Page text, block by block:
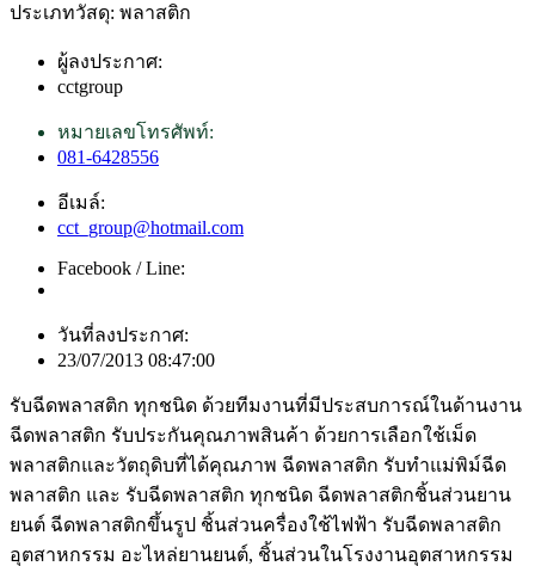
ประเภทวัสดุ: พลาสติก
ผู้ลงประกาศ:
cctgroup
หมายเลขโทรศัพท์:
081-6428556
อีเมล์:
cct_group@hotmail.com
Facebook / Line:
วันที่ลงประกาศ:
23/07/2013 08:47:00
รับฉีดพลาสติก ทุกชนิด ด้วยทีมงานที่มีประสบการณ์ในด้านงาน
ฉีดพลาสติก รับประกันคุณภาพสินค้า ด้วยการเลือกใช้เม็ด
พลาสติกและวัตถุดิบที่ได้คุณภาพ ฉีดพลาสติก รับทำแม่พิม์ฉีด
พลาสติก และ รับฉีดพลาสติก ทุกชนิด ฉีดพลาสติกชิ้นส่วนยาน
ยนต์ ฉีดพลาสติกขึ้นรูป ชิ้นส่วนครื่องใช้ไฟฟ้า รับฉีดพลาสติก
อุตสาหกรรม อะไหล่ยานยนต์, ชิ้นส่วนในโรงงานอุตสาหกรรม